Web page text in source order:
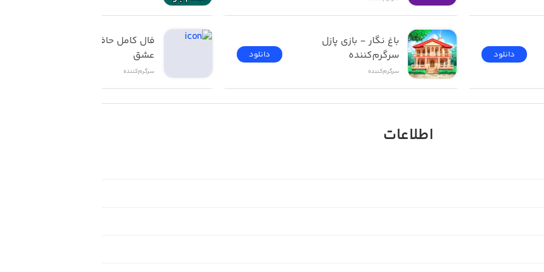
Stay Tuned - Some other
دانلود
سرگرم‌کننده
سرگرم‌کننده
دانلود
عشق
سرگرم‌کننده
اطلاعات